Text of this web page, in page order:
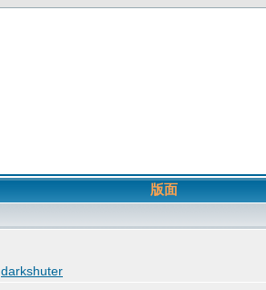
版面
darkshuter